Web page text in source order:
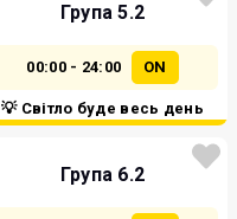
Група 5.2
00:00 - 24:00 ON
💡 Світло буде весь день
Група 6.2